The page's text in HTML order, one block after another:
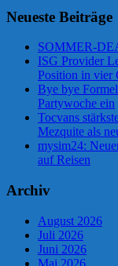
Neueste Beiträge
SOMMER-
ISG Provider
Position in vier
Bye bye
Partywoche ein
Tocvans
Mezquite als
mysim24:
auf Reisen
Archiv
August 2026
Juli 2026
Juni 2026
Mai 2026